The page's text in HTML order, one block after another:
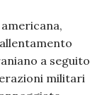
a seguito
militari